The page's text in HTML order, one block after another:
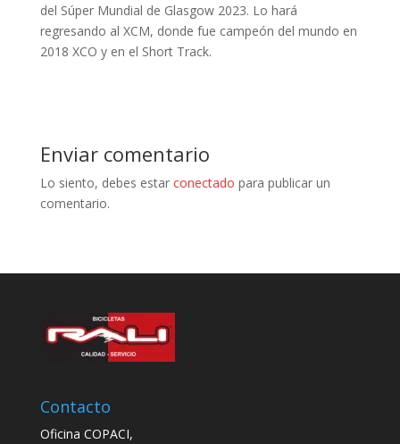
del Súper Mundial de Glasgow 2023. Lo hará
regresando al XCM, donde fue campeón del mundo en
2018 XCO y en el Short Track.
Enviar comentario
Lo siento, debes estar conectado para publicar un
comentario.
Contacto
Oficina COPACI,